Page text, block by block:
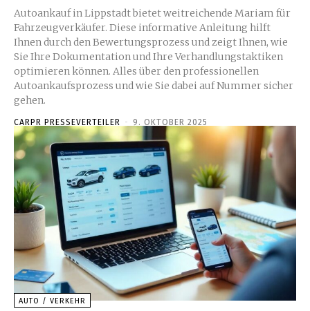
Autoankauf in Lippstadt bietet weitreichende Mariam für
Fahrzeugverkäufer. Diese informative Anleitung hilft
Ihnen durch den Bewertungsprozess und zeigt Ihnen, wie
Sie Ihre Dokumentation und Ihre Verhandlungstaktiken
optimieren können. Alles über den professionellen
Autoankaufsprozess und wie Sie dabei auf Nummer sicher
gehen.
CARPR PRESSEVERTEILER - 9. OKTOBER 2025
AUTO / VERKEHR